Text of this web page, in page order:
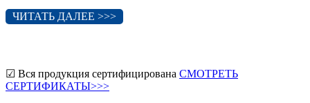
ЧИТАТЬ ДАЛЕЕ >>>
☑ Вся продукция сертифицирована СМОТРЕТЬ
СЕРТИФИКАТЫ>>>